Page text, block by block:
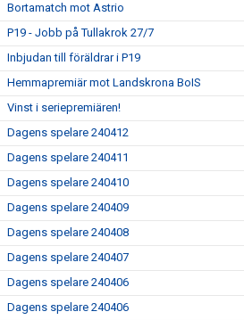
Bortamatch mot Astrio
P19 - Jobb på Tullakrok 27/7
Inbjudan till föräldrar i P19
Hemmapremiär mot Landskrona BoIS
Vinst i seriepremiären!
Dagens spelare 240412
Dagens spelare 240411
Dagens spelare 240410
Dagens spelare 240409
Dagens spelare 240408
Dagens spelare 240407
Dagens spelare 240406
Dagens spelare 240406